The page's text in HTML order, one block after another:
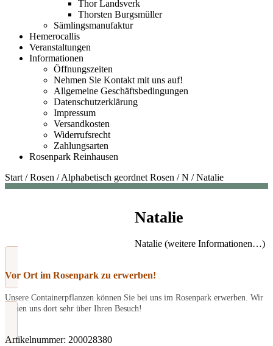
Thor Landsverk
Thorsten Burgsmüller
Sämlingsmanufaktur
Hemerocallis
Veranstaltungen
Informationen
Öffnungszeiten
Nehmen Sie Kontakt mit uns auf!
Allgemeine Geschäftsbedingungen
Datenschutzerklärung
Impressum
Versandkosten
Widerrufsrecht
Zahlungsarten
Rosenpark Reinhausen
Start /Rosen /Alphabetisch geordnet Rosen /N /Natalie
Natalie
Natalie (weitere Informationen…)
Vor Ort im Rosenpark zu erwerben!
Unsere Containerpflanzen können Sie bei uns im Rosenpark erwerben. Wir
freuen uns dort sehr über Ihren Besuch!
Artikelnummer: 200028380